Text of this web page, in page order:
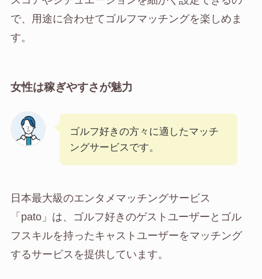
で、用途に合わせてゴルフマッチングを楽しめま
す。
女性は稼ぎやすさが魅力
ゴルフ好きの方々に適したマッチ
ングサービスです。
日本最大級のエンタメマッチングサービス
「pato」は、ゴルフ好きのゲストユーザーとゴル
フスキルを持ったキャストユーザーをマッチング
するサービスを提供しています。